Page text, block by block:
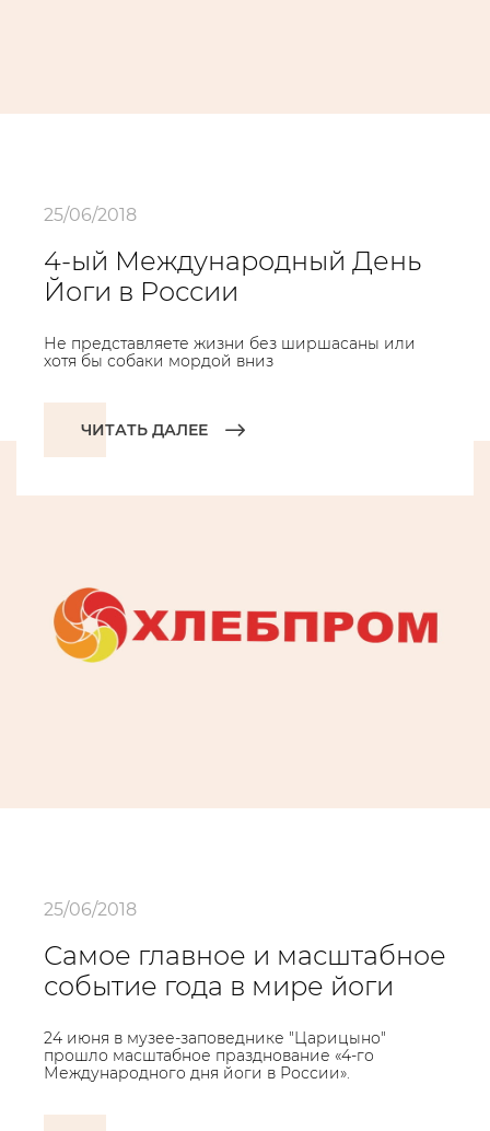
25/06/2018
4-ый Международный День
Йоги в России
Не представляете жизни без ширшасаны или
хотя бы собаки мордой вниз
ЧИТАТЬ ДАЛЕЕ
25/06/2018
Самое главное и масштабное
событие года в мире йоги
24 июня в музее-заповеднике "Царицыно"
прошло масштабное празднование «4-го
Международного дня йоги в России».